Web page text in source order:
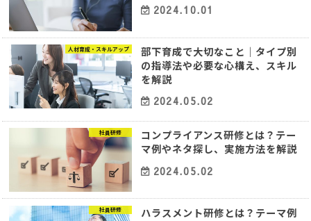
2024.10.01
人材育成・スキルアップ
部下育成で大切なこと｜タイプ別
の指導法や必要な心構え、スキル
を解説
2024.05.02
社員研修
コンプライアンス研修とは？テー
マ例やネタ探し、実施方法を解説
2024.05.02
社員研修
ハラスメント研修とは？テーマ例